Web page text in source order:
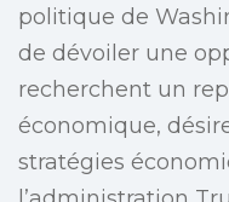
politique de
de dévoiler une
recherchent un
économique,
stratégies